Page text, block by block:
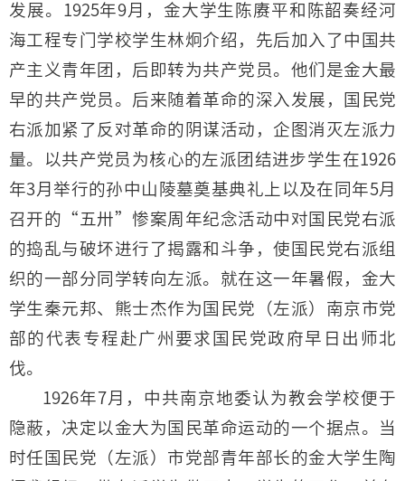
发展。1925年9月，金大学生陈赓平和陈韶奏经河
海工程专门学校学生林炯介绍，先后加入了中国共
产主义青年团，后即转为共产党员。他们是金大最
早的共产党员。后来随着革命的深入发展，国民党
右派加紧了反对革命的阴谋活动，企图消灭左派力
量。以共产党员为核心的左派团结进步学生在1926
年3月举行的孙中山陵墓奠基典礼上以及在同年5月
召开的“五卅”惨案周年纪念活动中对国民党右派
的捣乱与破坏进行了揭露和斗争，使国民党右派组
织的一部分同学转向左派。就在这一年暑假，金大
学生秦元邦、熊士杰作为国民党（左派）南京市党
部的代表专程赴广州要求国民党政府早日出师北
伐。
1926年7月，中共南京地委认为教会学校便于
隐蔽，决定以金大为国民革命运动的一个据点。当
时任国民党（左派）市党部青年部长的金大学生陶